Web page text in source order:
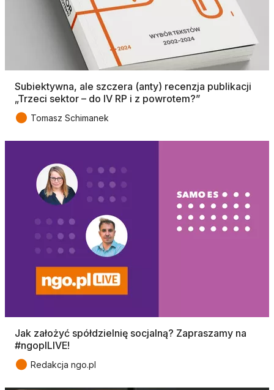
Subiektywna, ale szczera (anty) recenzja publikacji
„Trzeci sektor – do IV RP i z powrotem?”
● Tomasz Schimanek
Jak założyć spółdzielnię socjalną? Zapraszamy na
#ngoplLIVE!
● Redakcja ngo.pl